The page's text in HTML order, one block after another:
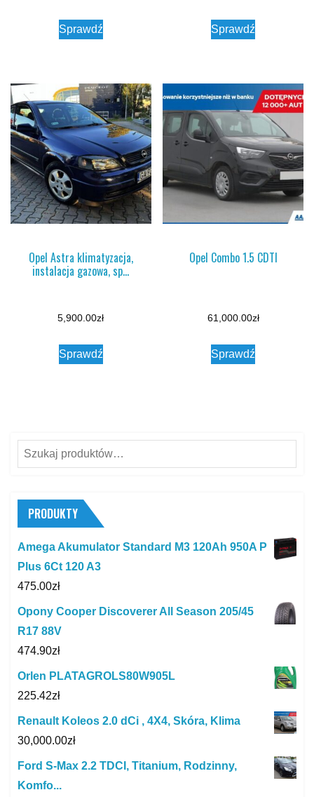
Sprawdź Sprawdź
Opel Astra klimatyzacja,
instalacja gazowa, sp…
5,900.00zł
Sprawdź
Opel Combo 1.5 CDTI
61,000.00zł
Sprawdź
Szukaj:
PRODUKTY
Amega Akumulator Standard M3 120Ah 950A P
Plus 6Ct 120 A3
475.00zł
Opony Cooper Discoverer All Season 205/45
R17 88V
474.90zł
Orlen PLATAGROLS80W905L
225.42zł
Renault Koleos 2.0 dCi , 4X4, Skóra, Klima
30,000.00zł
Ford S-Max 2.2 TDCI, Titanium, Rodzinny,
Komfo...